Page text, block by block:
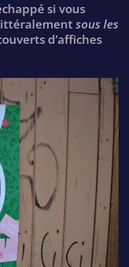
si vous
sous les
d’affiches